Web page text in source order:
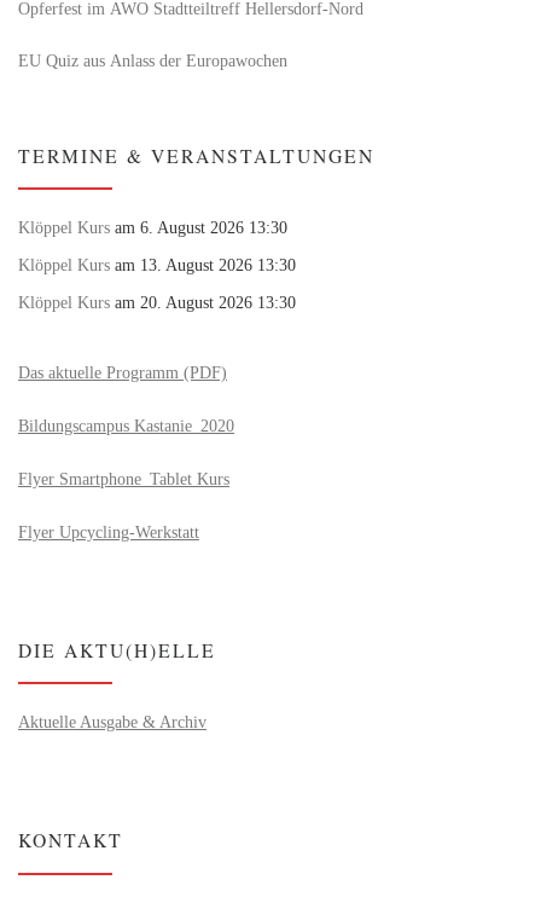
Opferfest im AWO Stadtteiltreff Hellersdorf-Nord
EU Quiz aus Anlass der Europawochen
TERMINE & VERANSTALTUNGEN
Klöppel Kurs am 6. August 2026 13:30
Klöppel Kurs am 13. August 2026 13:30
Klöppel Kurs am 20. August 2026 13:30
Das aktuelle Programm (PDF)
Bildungscampus Kastanie_2020
Flyer Smartphone_Tablet Kurs
Flyer Upcycling-Werkstatt
DIE AKTU(H)ELLE
Aktuelle Ausgabe & Archiv
KONTAKT